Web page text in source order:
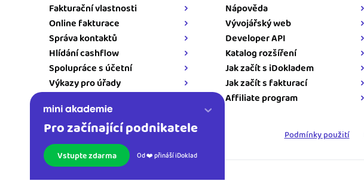
Pro začínající podnikatele
Vstupte zdarma Od ❤️ přináší iDoklad
Fakturační vlastnosti
Online fakturace
Správa kontaktů
Hlídání cashflow
Spolupráce s účetní
Výkazy pro úřady
Nápověda
Vývojářský web
Developer API
Katalog rozšíření
Jak začít s iDokladem
Jak začít s fakturací
Affiliate program
Kontakt Podmínky použití